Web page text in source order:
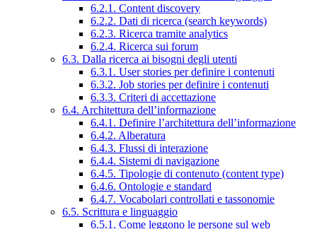
6.2.1. Content discovery
6.2.2. Dati di ricerca (search keywords)
6.2.3. Ricerca tramite analytics
6.2.4. Ricerca sui forum
6.3. Dalla ricerca ai bisogni degli utenti
6.3.1. User stories per definire i contenuti
6.3.2. Job stories per definire i contenuti
6.3.3. Criteri di accettazione
6.4. Architettura dell’informazione
6.4.1. Definire l’architettura dell’informazione
6.4.2. Alberatura
6.4.3. Flussi di interazione
6.4.4. Sistemi di navigazione
6.4.5. Tipologie di contenuto (content type)
6.4.6. Ontologie e standard
6.4.7. Vocabolari controllati e tassonomie
6.5. Scrittura e linguaggio
6.5.1. Come leggono le persone sul web